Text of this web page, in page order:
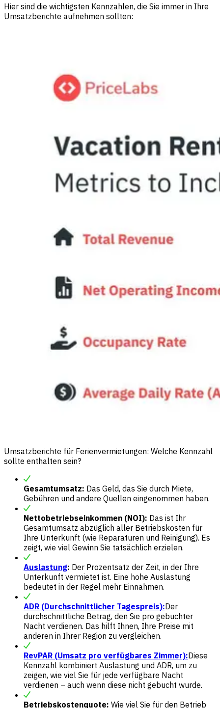
Hier sind die wichtigsten Kennzahlen, die Sie immer in Ihre
Umsatzberichte aufnehmen sollten:
Umsatzberichte für Ferienvermietungen: Welche Kennzahl
sollte enthalten sein?
Gesamtumsatz: Das Geld, das Sie durch Miete,
Gebühren und andere Quellen eingenommen haben.
Nettobetriebseinkommen (NOI): Das ist Ihr
Gesamtumsatz abzüglich aller Betriebskosten für
Ihre Unterkunft (wie Reparaturen und Reinigung). Es
zeigt, wie viel Gewinn Sie tatsächlich erzielen.
Auslastung: Der Prozentsatz der Zeit, in der Ihre
Unterkunft vermietet ist. Eine hohe Auslastung
bedeutet in der Regel mehr Einnahmen.
ADR (Durchschnittlicher Tagespreis):Der
durchschnittliche Betrag, den Sie pro gebuchter
Nacht verdienen. Das hilft Ihnen, Ihre Preise mit
anderen in Ihrer Region zu vergleichen.
RevPAR (Umsatz pro verfügbares Zimmer):Diese
Kennzahl kombiniert Auslastung und ADR, um zu
zeigen, wie viel Sie für jede verfügbare Nacht
verdienen – auch wenn diese nicht gebucht wurde.
Betriebskostenquote: Wie viel Sie für den Betrieb